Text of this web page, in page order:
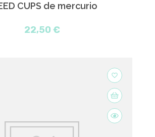
CUPS de mercurio
22,50 €
favorite_border